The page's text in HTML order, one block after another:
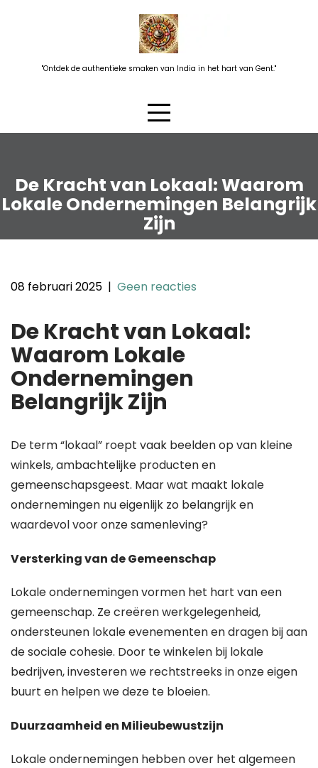
"Ontdek de authentieke smaken van India in het hart van Gent."
De Kracht van Lokaal: Waarom
Lokale Ondernemingen Belangrijk
Zijn
08 februari 2025 | Geen reacties
De Kracht van Lokaal:
Waarom Lokale
Ondernemingen
Belangrijk Zijn
De term “lokaal” roept vaak beelden op van kleine
winkels, ambachtelijke producten en
gemeenschapsgeest. Maar wat maakt lokale
ondernemingen nu eigenlijk zo belangrijk en
waardevol voor onze samenleving?
Versterking van de Gemeenschap
Lokale ondernemingen vormen het hart van een
gemeenschap. Ze creëren werkgelegenheid,
ondersteunen lokale evenementen en dragen bij aan
de sociale cohesie. Door te winkelen bij lokale
bedrijven, investeren we rechtstreeks in onze eigen
buurt en helpen we deze te bloeien.
Duurzaamheid en Milieubewustzijn
Lokale ondernemingen hebben over het algemeen